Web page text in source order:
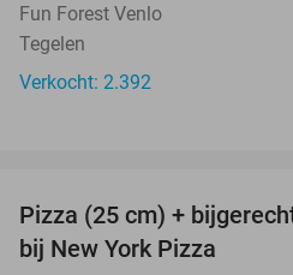
Fun Forest Venlo
Tegelen
Verkocht: 2.392
Pizza (25 cm) +
bij New York Pizza